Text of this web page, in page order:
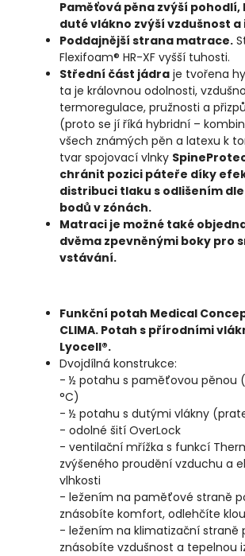
Paměťová pěna zvýší
duté vlákno zvýší vzdušnost a
Poddajnější strana matrace.
Flexifoam® HR-XF vyšší tuhosti.
Střední část jádra je tvořena
ta je královnou odolnosti,
termoregulace, pružnosti a
(proto se jí říká hybridní –
všech známých pěn a latexu k
tvar spojovací vlnky
chránit pozici páteře díky
distribuci tlaku s odlišením
bodů v zónách.
Matraci je možné také
dvěma zpevněnými boky pro
vstávání.
Funkční potah Medical
CLIMA. Potah s přírodními
Lyocell®.
Dvojdílná konstrukce:
- ½ potahu s paměťovou pěnou
°C)
- ½ potahu s dutými vlákny
- odolné šití OverLock
- ventilační mřížka s funkcí
zvýšeného proudění vzduchu a
vlhkosti
- ležením na paměťové straně
znásobíte komfort, odlehčíte
- ležením na klimatizační straně
znásobíte vzdušnost a tepelnou